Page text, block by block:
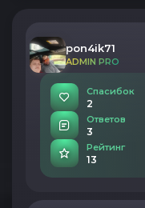
pon4ik71
ADMIN PRO
Спасибок
2
Ответов
3
Рейтинг
13